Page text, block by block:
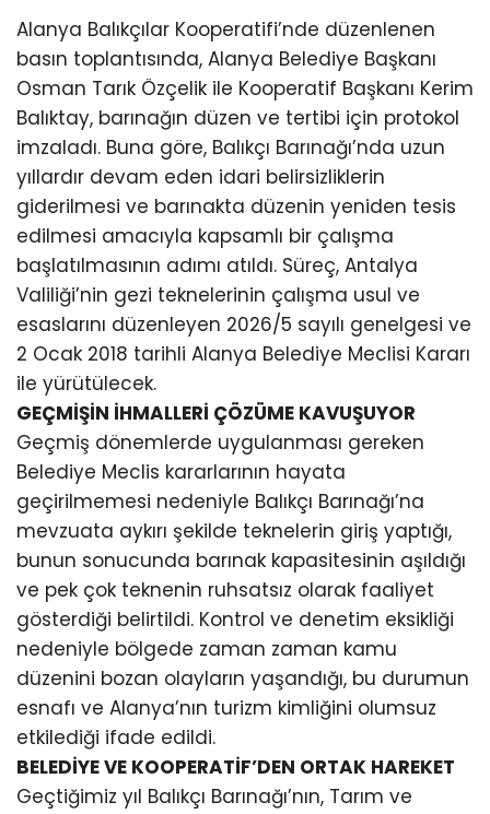
Alanya Balıkçılar Kooperatifi’nde düzenlenen
basın toplantısında, Alanya Belediye Başkanı
Osman Tarık Özçelik ile Kooperatif Başkanı Kerim
Balıktay, barınağın düzen ve tertibi için protokol
imzaladı. Buna göre, Balıkçı Barınağı’nda uzun
yıllardır devam eden idari belirsizliklerin
giderilmesi ve barınakta düzenin yeniden tesis
edilmesi amacıyla kapsamlı bir çalışma
başlatılmasının adımı atıldı. Süreç, Antalya
Valiliği’nin gezi teknelerinin çalışma usul ve
esaslarını düzenleyen 2026/5 sayılı genelgesi ve
2 Ocak 2018 tarihli Alanya Belediye Meclisi Kararı
ile yürütülecek.
GEÇMİŞİN İHMALLERİ ÇÖZÜME KAVUŞUYOR
Geçmiş dönemlerde uygulanması gereken
Belediye Meclis kararlarının hayata
geçirilmemesi nedeniyle Balıkçı Barınağı’na
mevzuata aykırı şekilde teknelerin giriş yaptığı,
bunun sonucunda barınak kapasitesinin aşıldığı
ve pek çok teknenin ruhsatsız olarak faaliyet
gösterdiği belirtildi. Kontrol ve denetim eksikliği
nedeniyle bölgede zaman zaman kamu
düzenini bozan olayların yaşandığı, bu durumun
esnafı ve Alanya’nın turizm kimliğini olumsuz
etkilediği ifade edildi.
BELEDİYE VE KOOPERATİF’DEN ORTAK HAREKET
Geçtiğimiz yıl Balıkçı Barınağı’nın, Tarım ve